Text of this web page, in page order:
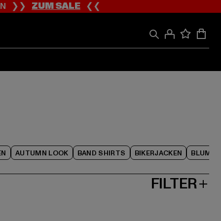
❯❯ZUM SALE❮❮
AUTUMN LOOK BAND SHIRTS BIKERJACKEN
FILTER